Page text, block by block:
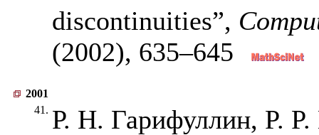
discontinuities”,
(2002), 635–645
2001
41. Р. Н. Гарифуллин, P.